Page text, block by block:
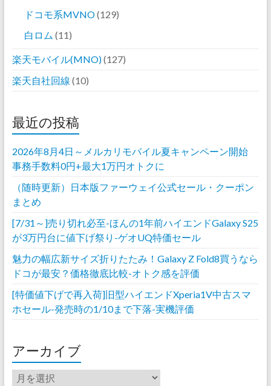
ドコモ系MVNO(129)
白ロム (11)
楽天モバイル(MNO)(127)
楽天自社回線 (10)
最近の投稿
2026年8月4日～メルカリモバイル夏キャンペーン開始
事務手数料0円+最大1万円オトクに
（随時更新）日本版ファーウェイ公式セール・クーポン
まとめ
[7/31～]売り切れ必至-ほんの1年前ハイエンドGalaxy S25
が3万円台に値下げ祭り-ゲオUQ特価セール
魅力の幅広新サイズ折りたたみ！Galaxy Z Fold8買うなら
ドコが最安？価格徹底比較-オトク感を評価
[特価値下げで再入荷]旧型ハイエンドXperia1V中古スマ
ホセール-発売時の1/10まで下落-実機評価
アーカイブ
ア